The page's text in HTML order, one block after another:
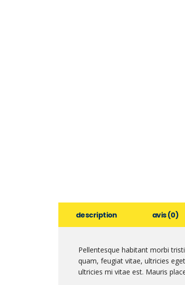
description avis (0)
Pellentesque habitant morbi
quam, feugiat vitae, ultricies
ultricies mi vitae est. Mauris